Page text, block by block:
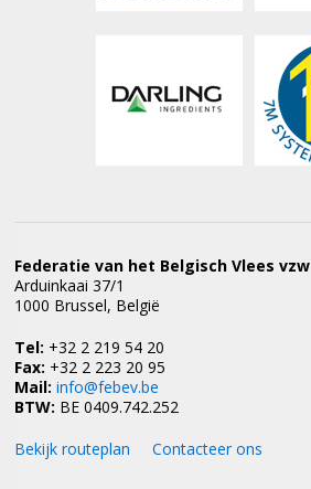
Federatie van het Belgisch Vlees vzw
Arduinkaai 37/1
1000 Brussel, België
Tel: +32 2 219 54 20
Fax: +32 2 223 20 95
Mail: info@febev.be
BTW: BE 0409.742.252
Bekijk routeplan
Contacteer ons